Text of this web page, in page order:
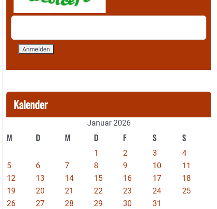
Kalender
Januar 2026
M D M D F S S
1 2 3
4
5
6 7 8 9 10
11
12
13 14 15 16 17
18
19
20 21 22 23 24
25
26
27 28 29 30
31